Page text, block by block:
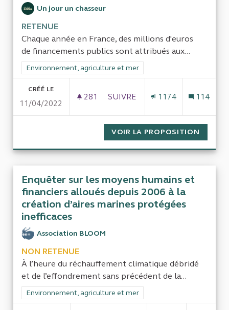
Un jour un chasseur
RETENUE
Chaque année en France, des millions d'euros
de financements publics sont attribués aux...
Filtrer les résultats de la catégorie : Environnement,
Environnement, agriculture et mer
CRÉÉ LE
11/04/2022
281 281 ABONNÉS
SUIVRE
1174 114
VOIR LA PROPOSITION
Enquêter sur les moyens humains et
financiers alloués depuis 2006 à la
création d’aires marines protégées
inefficaces
Association BLOOM
NON RETENUE
À l’heure du réchauffement climatique débridé
et de l’effondrement sans précédent de la...
Filtrer les résultats de la catégorie : Environnement,
Environnement, agriculture et mer